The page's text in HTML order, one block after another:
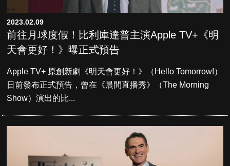
2023.02.09
前往月球度假！比利庫達普主演Apple TV+《明
天會更好！》曝正式預告
Apple TV+ 原創新劇《明天會更好！》（Hello Tomorrow!）
日前發布正式預告，曾在《晨間直播秀》（The Morning
Show）演出的比...